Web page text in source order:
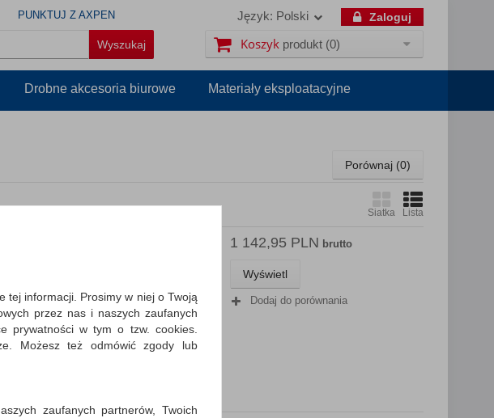
PUNKTUJ Z AXPEN Zaloguj
Język: Polski
Koszyk produkt (0)
Drobne akcesoria biurowe Materiały eksploatacyjne
Porównaj (0)
Siatka Lista
stolik multimedialny do projekcji
oddzielne platformy: na laptopa
TEL.
1 142,95 PLN brutto
Wyświetl
Dodaj do porównania
tej informacji. Prosimy w niej o Twoją
przez nas i naszych zaufanych
prywatności w tym o tzw. cookies.
Możesz też odmówić zgody lub
zaufanych partnerów, Twoich